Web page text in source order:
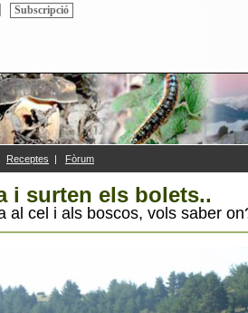
Receptes | Fòrum
i surten els bolets..
al cel i als boscos, vols saber